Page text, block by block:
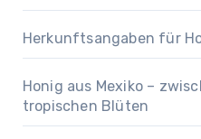
Herkunftsangaben für
Honig aus Mexiko –
tropischen Blüten